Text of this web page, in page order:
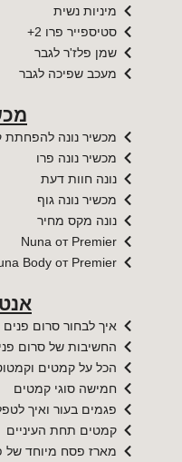
מיניות נשית
סטיספייר פרו 2+
שמן פלז'ר לגבר
מעכב שפיכה לגבר
מכשיר נונה להפחתת
מכשיר נונה פרו
נונה חוות דעת
מכשיר נונה גוף
נונה מקס מחיר
Nuna от Premier​​
Body от Premier​​
איך לבחור סרום פנים
החשיבות של סרום
הכל על קמטים
חמישה סוגי קמטים
פגמים בעור ואיך
קמטים תחת העיניים
מארז פסח מיוחד של